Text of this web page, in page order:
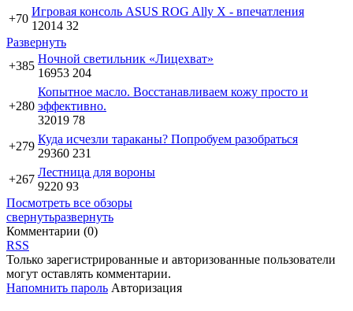
+70
Игровая консоль ASUS ROG Ally X - впечатления
12014 32
Развернуть
+385
Ночной светильник «Лицехват»
16953 204
+280
Копытное масло. Восстанавливаем кожу просто и
эффективно.
32019 78
+279
Куда исчезли тараканы? Попробуем разобраться
29360 231
+267
Лестница для вороны
9220 93
Посмотреть все обзоры
свернутьразвернуть
Комментарии (0)
RSS
Только зарегистрированные и авторизованные пользователи
могут оставлять комментарии.
Напомнить пароль Авторизация